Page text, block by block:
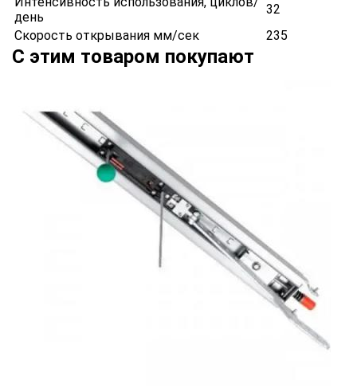
день
32
Скорость открывания мм/сек
235
С этим товаром покупают